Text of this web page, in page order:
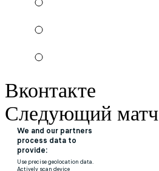
Вконтакте
Следующий матч